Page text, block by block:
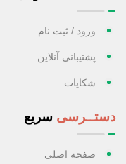
ورود / ثبت نام
پشتیبانی آنلاین
شکایات
دستــرسی سریع
صفحه اصلی